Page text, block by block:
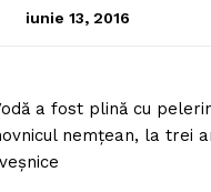
iunie 13, 2016
a fost plină cu
nemţean, la trei